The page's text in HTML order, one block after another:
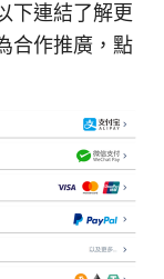
下連結了解更
合作推廣，點